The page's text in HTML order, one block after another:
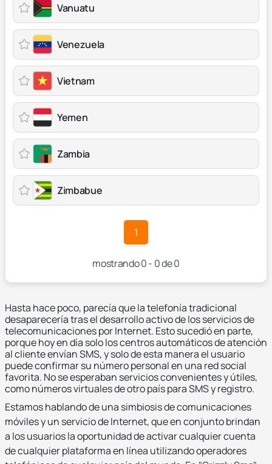
Vanuatu
Venezuela
Vietnam
Yemen
Zambia
Zimbabue
1
mostrando 0 - 0 de 0
Hasta hace poco, parecía que la telefonía tradicional
desaparecería tras el desarrollo activo de los servicios de
telecomunicaciones por Internet. Esto sucedió en parte,
porque hoy en día solo los centros automáticos de atención
al cliente envían SMS, y solo de esta manera el usuario
puede confirmar su número personal en una red social
favorita. No se esperaban servicios convenientes y útiles,
como números virtuales de otro país para SMS y registro.
Estamos hablando de una simbiosis de comunicaciones
móviles y un servicio de Internet, que en conjunto brindan
a los usuarios la oportunidad de activar cualquier cuenta
de cualquier plataforma en línea utilizando operadores